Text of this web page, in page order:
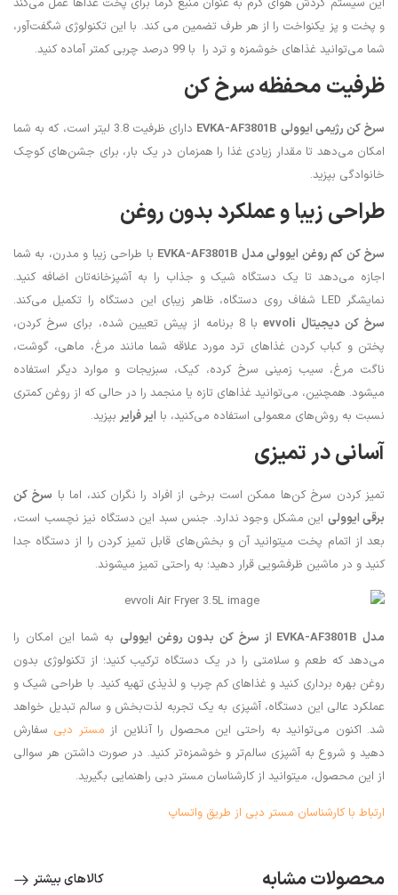
این سیستم گردش هوای گرم به عنوان منبع گرما برای پخت غذاها عمل می‌کند
و پخت و پز یکنواخت را از هر طرف تضمین می کند. با این تکنولوژی شگفت‌آور،
شما می‌توانید غذاهای خوشمزه و ترد را با 99 درصد چربی کمتر آماده کنید.
ظرفیت محفظه سرخ کن
سرخ کن رژیمی ایوولی
دارای ظرفیت 3.8 لیتر است، که به شما
امکان می‌دهد تا مقدار زیادی غذا را همزمان در یک بار، برای جشن‌های کوچک
خانوادگی بپزید.
طراحی زیبا و عملکرد بدون روغن
سرخ کن کم روغن ایوولی مدل
با طراحی زیبا و مدرن، به شما
اجازه می‌دهد تا یک دستگاه شیک و جذاب را به آشپزخانه‌تان اضافه کنید.
نمایشگر LED شفاف روی دستگاه، ظاهر زیبای این دستگاه را تکمیل می‌کند.
سرخ کن دیجیتال evvoli
با 8 برنامه از پیش تعیین شده، برای سرخ کردن،
پختن و کباب کردن غذاهای ترد مورد علاقه شما مانند مرغ، ماهی، گوشت،
ناگت مرغ، سیب زمینی سرخ کرده، کیک، سبزیجات و موارد دیگر استفاده
میشود. همچنین، می‌توانید غذاهای تازه یا منجمد را در حالی که از روغن کمتری
نسبت به روش‌های معمولی استفاده می‌کنید، با ایر فرایربپزید.
آسانی در تمیزی
تمیز کردن سرخ کن‌ها ممکن است برخی از افراد را نگران کند، اما با سرخ کن
برقی ایوولی این مشکل وجود ندارد. جنس سبد این دستگاه نیز نچسب است،
بعد از اتمام پخت میتوانید آن و بخش‌های قابل تمیز کردن را از دستگاه جدا
کنید و در ماشین ظرفشویی قرار دهید؛ به راحتی تمیز میشوند.
مدلEVKA-AF3801B از سرخ کن بدون روغن ایوولی به شما این امکان را
می‌دهد که طعم و سلامتی را در یک دستگاه ترکیب کنید؛ از تکنولوژی بدون
روغن بهره برداری کنید و غذاهای کم چرب و لذیذی تهیه کنید. با طراحی شیک و
عملکرد عالی این دستگاه، آشپزی به یک تجربه لذت‌بخش و سالم تبدیل خواهد
شد. اکنون می‌توانید به راحتی این محصول را آنلاین از مستر دبی سفارش
دهید و شروع به آشپزی سالم‌تر و خوشمزه‌تر کنید. در صورت داشتن هر سوالی
از این محصول، میتوانید از کارشناسان مستر دبی راهنمایی بگیرید.
ارتباط با کارشناسان مستر دبی از طریق واتساپ
محصولات مشابه کالاهای بیشتر